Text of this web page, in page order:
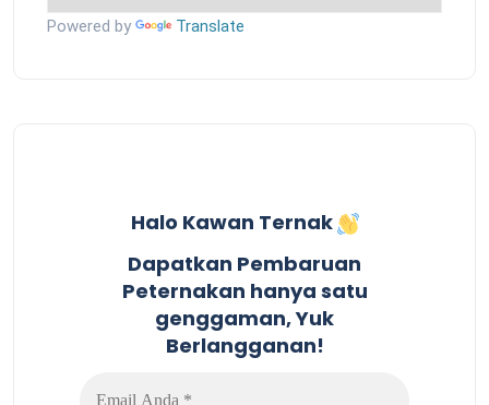
Powered by Translate
Halo Kawan Ternak
Dapatkan Pembaruan
Peternakan hanya satu
genggaman, Yuk
Berlangganan!